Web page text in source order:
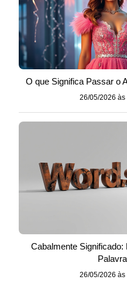
O que Significa Passar o
26/05/2026 às
Cabalmente Significado:
Palavra
26/05/2026 às